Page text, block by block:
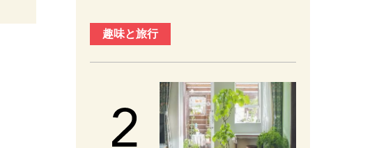
趣味と旅行